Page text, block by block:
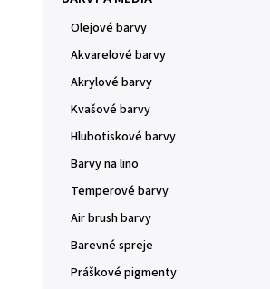
Olejové barvy
Akvarelové barvy
Akrylové barvy
Kvašové barvy
Hlubotiskové barvy
Barvy na lino
Temperové barvy
Air brush barvy
Barevné spreje
Práškové pigmenty